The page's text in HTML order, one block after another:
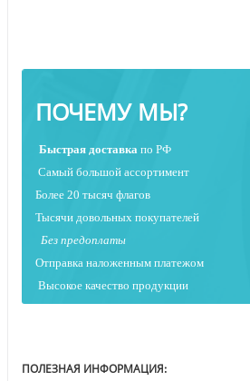
ПОЧЕМУ МЫ?
Быстрая доставка по РФ
Самый большой ассортимент
Более 20 тысяч флагов
Тысячи довольных покупателей
Без предоплаты
Отправка наложенным платежом
Высокое качество продукции
ПОЛЕЗНАЯ ИНФОРМАЦИЯ: